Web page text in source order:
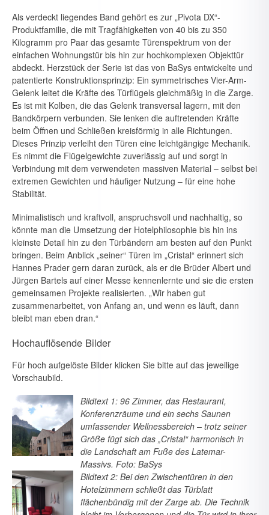
Als verdeckt liegendes Band gehört es zur „Pivota DX“-
Produktfamilie, die mit Tragfähigkeiten von 40 bis zu 350
Kilogramm pro Paar das ge­samte Türenspektrum von der
einfachen Wohnungstür bis hin zur hoch­komplexen Objekttür
abdeckt. Herzstück der Serie ist das von BaSys entwickelte und
patentierte Konstruktionsprinzip: Ein symmetrisches Vier-Arm-
Gelenk leitet die Kräfte des Türflügels gleichmäßig in die Zar­ge.
Es ist mit Kolben, die das Gelenk transversal lagern, mit den
Band­körpern verbunden. Sie lenken die auftretenden Kräfte
beim Öffnen und Schließen kreisförmig in alle Richtungen.
Dieses Prinzip verleiht den Tü­ren eine leichtgängige Mechanik.
Es nimmt die Flügelgewichte zuverläs­sig auf und sorgt in
Verbindung mit dem verwendeten massiven Materi­al – selbst bei
extremen Gewichten und häufiger Nutzung – für eine ho­he
Stabilität.
Minimalistisch und kraftvoll, anspruchsvoll und nachhaltig, so
könnte man die Umsetzung der Hotelphilosophie bis hin ins
kleinste Detail hin zu den Türbändern am besten auf den Punkt
bringen. Beim Anblick „sei­ner“ Türen im „Cristal“ erinnert sich
Hannes Prader gern daran zurück, als er die Brüder Albert und
Jürgen Bartels auf einer Messe kennenlern­te und sie die ersten
gemeinsamen Projekte realisierten. „Wir haben gut
zusammenarbeitet, von Anfang an, und wenn es läuft, dann
bleibt man eben dran.“
Hochauflösende Bilder
Für hoch aufgelöste Bilder klicken Sie bitte auf das jeweilige
Vorschaubild.
Bildtext 1: 96 Zimmer, das Restaurant,
Konferenzräume und ein sechs Saunen
umfassender Wellnessbereich – trotz seiner
Größe fügt sich das „Cristal“ harmonisch in
die Landschaft am Fuße des Latemar-
Massivs. Foto: BaSys
Bildtext 2: Bei den Zwischentüren in den
Hotelzimmern schließt das Türblatt
flächenbündig mit der Zarge ab. Die Technik